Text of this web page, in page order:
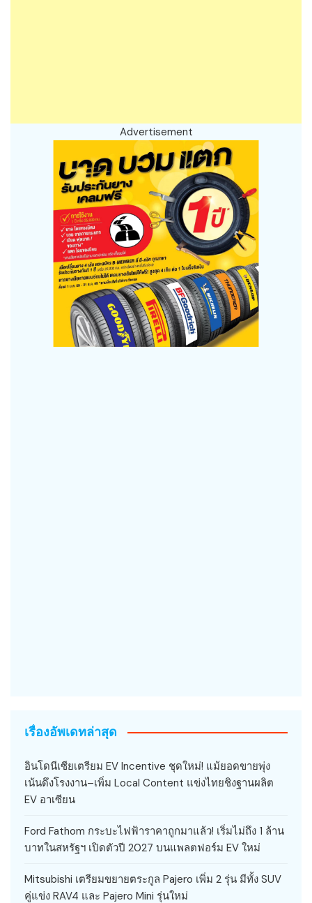
Advertisement
เรื่องอัพเดทล่าสุด
อินโดนีเซียเตรียม EV Incentive ชุดใหม่! แม้ยอดขายพุ่ง
เน้นดึงโรงงาน–เพิ่ม Local Content แข่งไทยชิงฐานผลิต
EV อาเซียน
Ford Fathom กระบะไฟฟ้าราคาถูกมาแล้ว! เริ่มไม่ถึง 1 ล้าน
บาทในสหรัฐฯ เปิดตัวปี 2027 บนแพลตฟอร์ม EV ใหม่
Mitsubishi เตรียมขยายตระกูล Pajero เพิ่ม 2 รุ่น มีทั้ง SUV
คู่แข่ง RAV4 และ Pajero Mini รุ่นใหม่